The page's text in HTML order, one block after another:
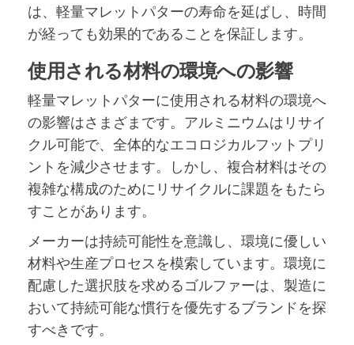
は、軽量マレットパターの寿命を延ばし、時間
が経っても効果的であることを保証します。
使用される材料の環境への影響
軽量マレットパターに使用される材料の環境へ
の影響はさまざまです。アルミニウムはリサイ
クル可能で、全体的なエコロジカルフットプリ
ントを減少させます。しかし、複合材料はその
複雑な構成のためにリサイクルに課題をもたら
すことがあります。
メーカーは持続可能性を意識し、環境に優しい
材料や生産プロセスを模索しています。環境に
配慮した選択肢を求めるゴルファーは、製造に
おいて持続可能な慣行を優先するブランドを探
すべきです。